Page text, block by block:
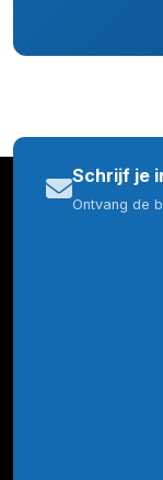
Schrijf je
Ontvang de